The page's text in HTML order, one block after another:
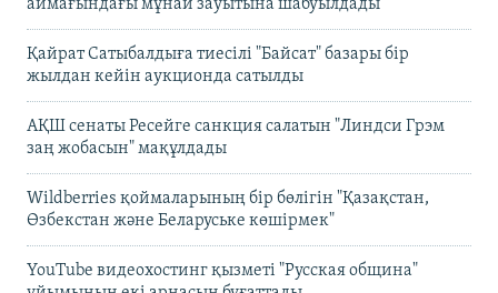
аймағындағы мұнай зауытына шабуылдады
Қайрат Сатыбалдыға тиесілі "Байсат" базары бір
жылдан кейін аукционда сатылды
АҚШ сенаты Ресейге санкция салатын "Линдси Грэм
заң жобасын" мақұлдады
Wildberries қоймаларының бір бөлігін "Қазақстан,
Өзбекстан және Беларуське көшірмек"
YouTube видеохостинг қызметі "Русская община"